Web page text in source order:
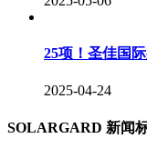
25项！圣佳国
2025-04-24
SOLARGARD 新闻